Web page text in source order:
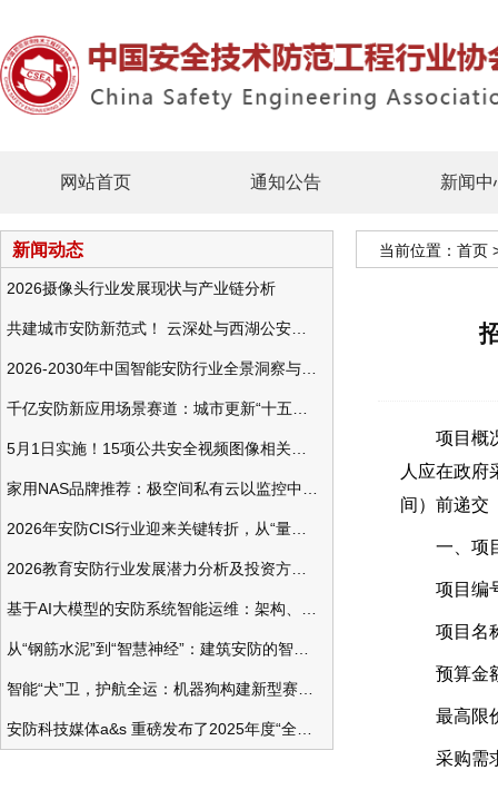
网站首页 通知公告 新闻中
新闻动态
2026摄像头行业发展现状与产业链分析
当前位置： 首页
项目概况
人应在政府
间）前递交
一、项
项目编号
项目名称
预算金额
最高限价
采购需